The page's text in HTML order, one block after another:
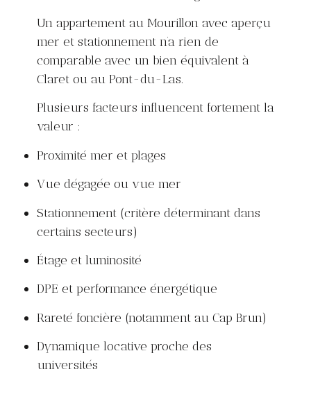
Un appartement au Mourillon avec aperçu
mer et stationnement n’a rien de
comparable avec un bien équivalent à
Claret ou au Pont-du-Las.
Plusieurs facteurs influencent fortement la
valeur :
Proximité mer et plages
Vue dégagée ou vue mer
Stationnement (critère déterminant dans
certains secteurs)
Étage et luminosité
DPE et performance énergétique
Rareté foncière (notamment au Cap Brun)
Dynamique locative proche des
universités